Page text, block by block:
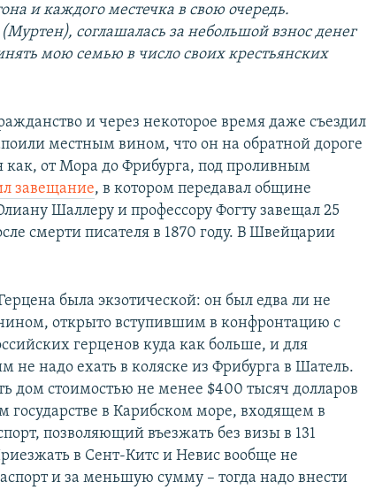
и каждого местечка в свою очередь.
соглашалась за небольшой взнос денег
мою семью в число своих крестьянских
и через некоторое время даже съездил
местным вином, что он на обратной дороге
как, от Мора до Фрибурга, под проливным
завещание, в котором передавал общине
Шаллеру и профессору Фогту завещал 25
смерти писателя в 1870 году. В Швейцарии
была экзотической: он был едва ли не
открыто вступившим в конфронтацию с
герценов куда как больше, и для
не надо ехать в коляске из Фрибурга в Шатель.
дом стоимостью не менее $400 тысяч долларов
государстве в Карибском море, входящем в
позволяющий въезжать без визы в 131
в Сент-Китс и Невис вообще не
и за меньшую сумму – тогда надо внести